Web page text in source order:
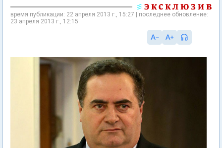
время публикации: 22 апреля 2013 г., 15:27 | последнее обновление:
23 апреля 2013 г., 12:15